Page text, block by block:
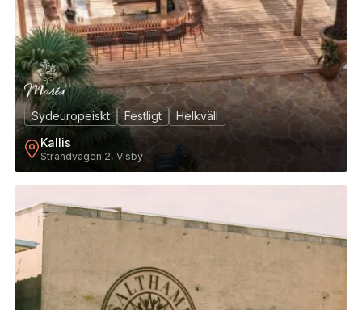
Sydeuropeiskt Festligt
Helkväll
Kallis
Strandvägen 2, Visby